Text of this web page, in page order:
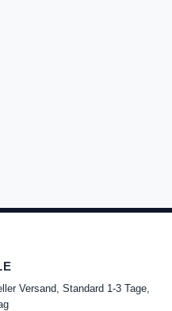
Versand, Standard 1-3 Tage,